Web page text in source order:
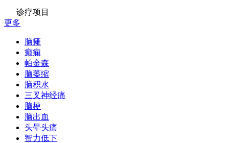
诊疗项目
更多
脑瘫
癫痫
帕金森
脑萎缩
脑积水
三叉神经痛
脑梗
脑出血
头晕头痛
智力低下